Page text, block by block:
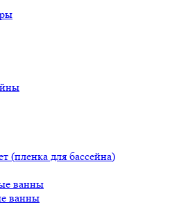
(пленка для бассейна)
ванны
ванны